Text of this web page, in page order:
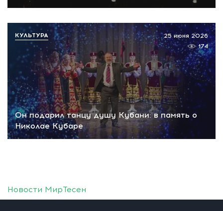
Он подарил танцу душу Кубани: в память о
Николае Кубаре
25 июня 2026
174
КУЛЬТУРА
Новости МирТесен